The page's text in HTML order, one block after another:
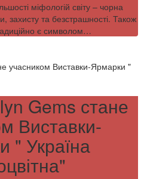
міфологій світу – чорна
захисту та безстрашності. Також
є символом…
Gems стане
" Україна